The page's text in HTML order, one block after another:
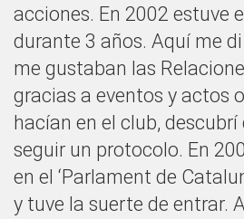
acciones. En 2002 estuve
durante 3 años. Aquí me
me gustaban las
gracias a eventos y actos
hacían en el club,
seguir un protocolo. En
en el ‘Parlament de
y tuve la suerte de entrar.